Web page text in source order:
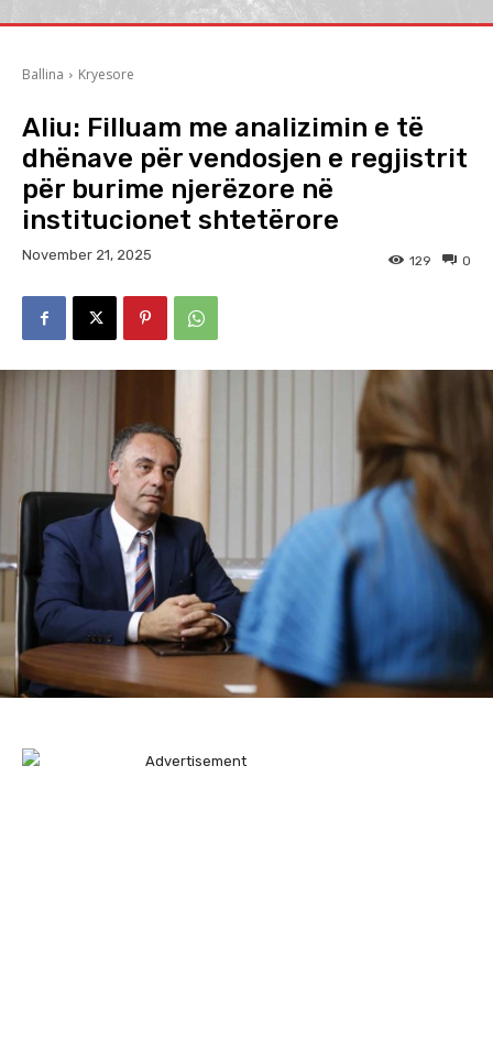
Ballina Kryesore
Aliu: Filluam me analizimin e të
dhënave për vendosjen e regjistrit
për burime njerëzore në
institucionet shtetërore
November 21, 2025 0
129